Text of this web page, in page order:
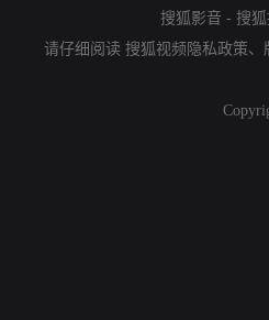
搜狐影音 - 搜
请仔细阅读 搜狐视频隐私政策、